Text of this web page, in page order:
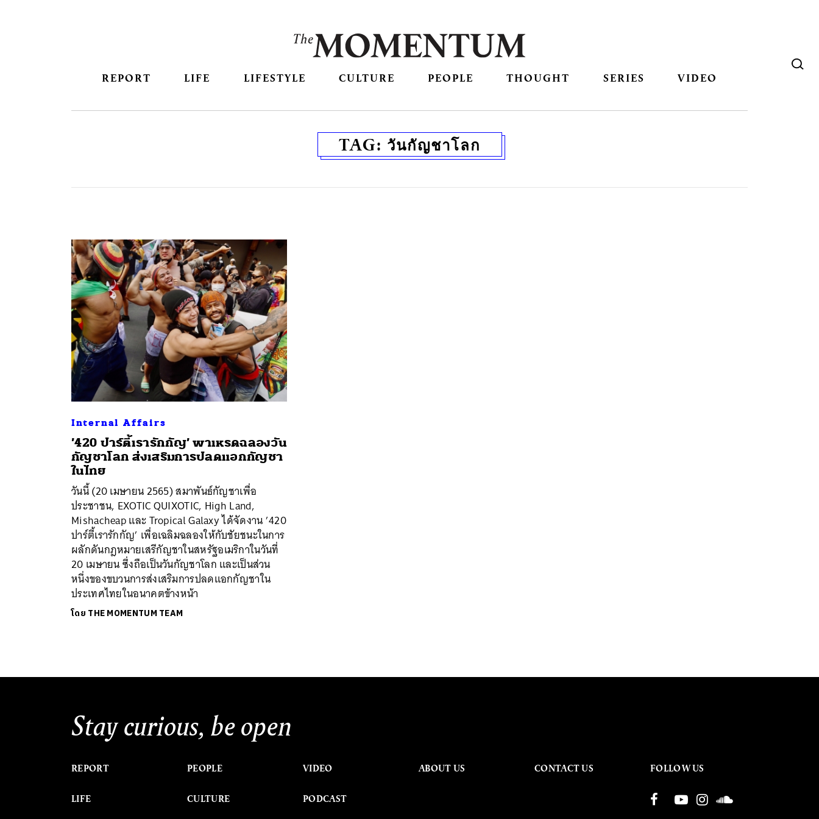
REPORT LIFE LIFESTYLE CULTURE PEOPLE THOUGHT SERIES VIDEO
TAG: วันกัญชาโลก
Internal Affairs
’420 ปาร์ตี้เรารักกัญ’ พาเหรดฉลองวัน
กัญชาโลก ส่งเสริมการปลดแอกกัญชา
ในไทย
วันนี้ (20 เมษายน 2565) สมาพันธ์กัญชาเพื่อ
ประชาชน, EXOTIC QUIXOTIC, High Land,
Mishacheap และ Tropical Galaxy ได้จัดงาน ’420
ปาร์ตี้เรารักกัญ’ เพื่อเฉลิมฉลองให้กับชัยชนะในการ
ผลักดันกฎหมายเสรีกัญชาในสหรัฐอเมริกาในวันที่
20 เมษายน ซึ่งถือเป็นวันกัญชาโลก และเป็นส่วน
หนึ่งของขบวนการส่งเสริมการปลดแอกกัญชาใน
ประเทศไทยในอนาคตข้างหน้า
โดย THE MOMENTUM TEAM
Stay curious, be open
REPORT
LIFE
PEOPLE
CULTURE
VIDEO
PODCAST
ABOUT US CONTACT US FOLLOW US